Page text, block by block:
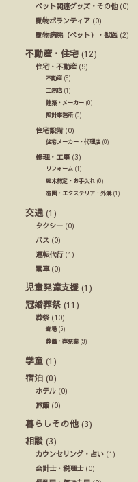
ペット関連グッズ・その他(0)
動物ボランティア (0)
動物病院（ペット）・獣医 (2)
不動産・住宅 (12)
住宅・不動産 (9)
不動産 (9)
工務店 (1)
建築・メーカー (0)
設計事務所(0)
住宅設備(0)
住宅メーカー・代理店 (0)
修理・工事(3)
リフォーム (1)
庭木剪定・お手入れ (0)
造園・エクステリア・外溝(1)
交通 (1)
タクシー (0)
バス (0)
運転代行(1)
電車(0)
児童発達支援 (1)
冠婚葬祭 (11)
葬祭(10)
斎場(5)
葬儀・葬祭業 (9)
学童 (1)
宿泊 (0)
ホテル (0)
旅館 (0)
暮らしその他 (3)
相談 (3)
カウンセリング・占い (1)
会計士・税理士(0)